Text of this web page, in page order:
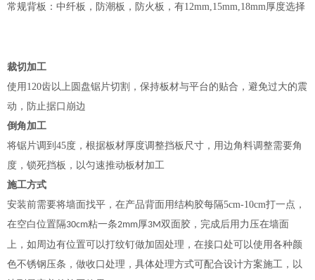
常规背板：中纤板，防潮板，防火板，有12mm,15mm,18mm厚度选择
裁切加工
使用 120齿以上圆盘锯片切割，保持板材与平台的贴合，避免过大的震
动，防止据口崩边
倒角加工
将锯片调到 45度，根据板材厚度调整挡板尺寸，用边角料调整需要角
度，锁死挡板，以匀速推动板材加工
施工方式
安装前需要将墙面找平，在产品背面用结构胶每隔5cm-10cm打一点，
在空白位置隔30cm粘一条2mm厚3M双面胶，完成后用力压在墙面
上，如周边有位置可以打纹钉做加固处理，在接口处可以使用各种颜
色不锈钢压条，做收口处理，具体处理方式可配合设计方案施工，以